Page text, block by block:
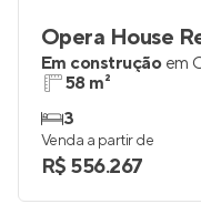
Opera House
Em construção em
58 m²
3
Venda a partir de
R$ 556.267